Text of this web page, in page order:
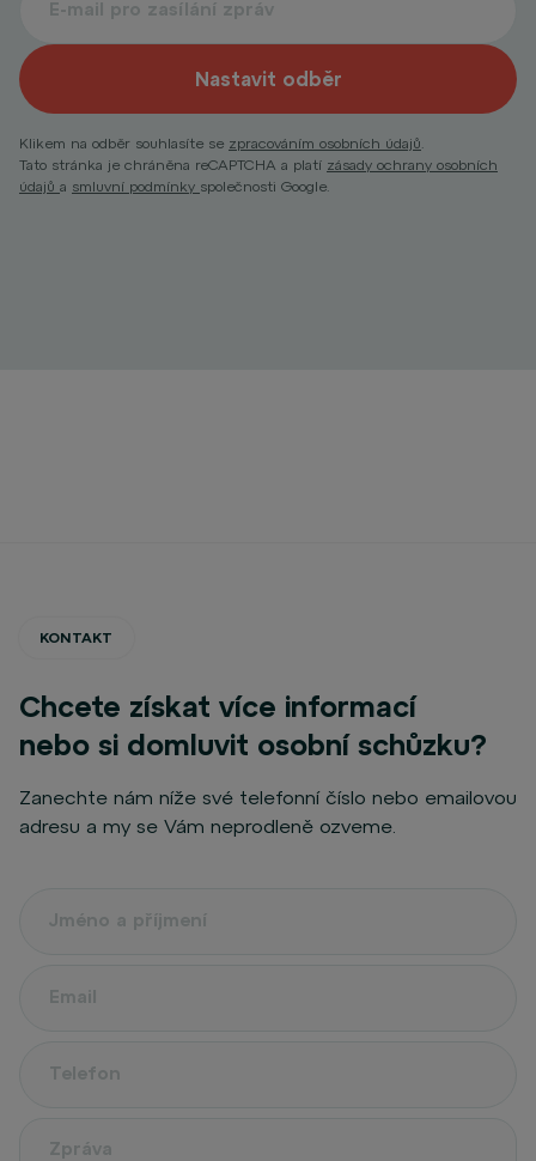
Nastavit odběr
Klikem na odběr souhlasíte se zpracováním osobních údajů.
Tato stránka je chráněna reCAPTCHA a platí zásady ochrany osobních
údajů a smluvní podmínky společnosti Google.
KONTAKT
Chcete získat více informací
nebo si domluvit osobní schůzku?
Zanechte nám níže své telefonní číslo nebo emailovou
adresu a my se Vám neprodleně ozveme.